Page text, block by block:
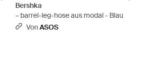
Bershka
– barrel-leg-hose aus modal - Blau
VonASOS